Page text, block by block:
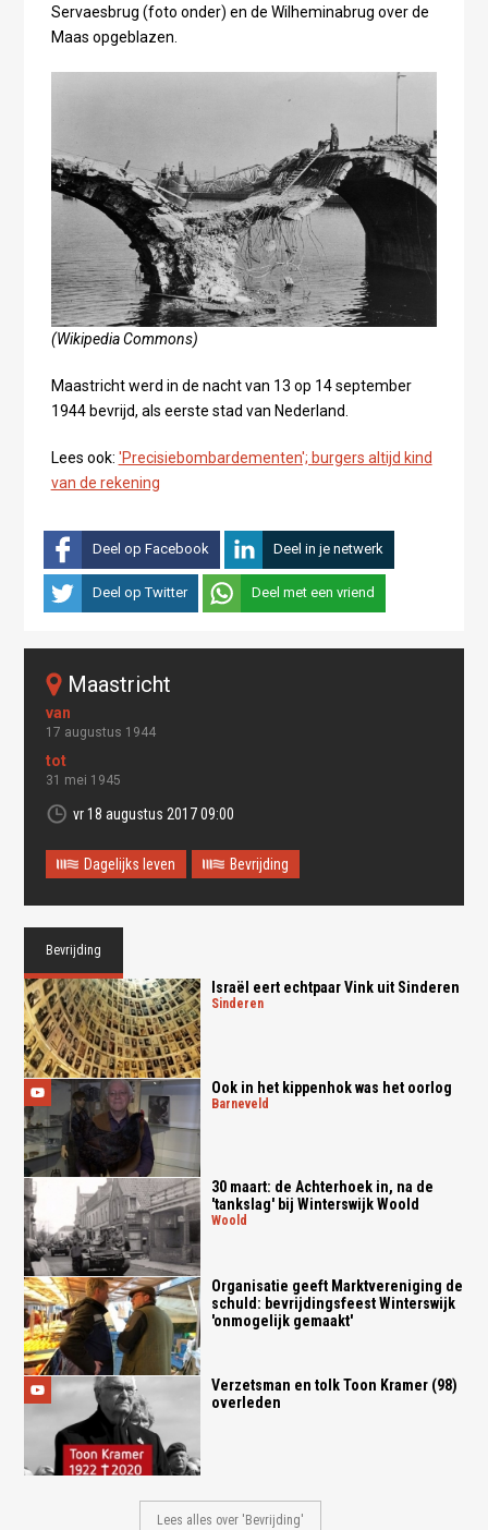
Servaesbrug (foto onder) en de Wilheminabrug over de
Maas opgeblazen.
(Wikipedia Commons)
Maastricht werd in de nacht van 13 op 14 september
1944 bevrijd, als eerste stad van Nederland.
Lees ook: 'Precisiebombardementen'; burgers altijd kind
van de rekening
Deel op Facebook Deel in je netwerk
Deel op Twitter Deel met een vriend
maastricht
17 augustus 1944
31 mei 1945
vr 18 augustus 2017 09:00
Dagelijks leven Bevrijding
Bevrijding
Israël eert echtpaar Vink uit Sinderen
sinderen
Ook in het kippenhok was het oorlog
barneveld
30 maart: de Achterhoek in, na de
'tankslag' bij Winterswijk Woold
woold
Organisatie geeft Marktvereniging de
schuld: bevrijdingsfeest Winterswijk
'onmogelijk gemaakt'
Verzetsman en tolk Toon Kramer (98)
overleden
Lees alles over 'Bevrijding'